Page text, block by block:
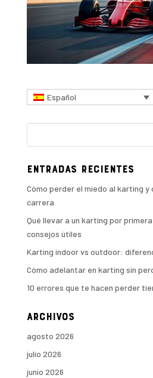
Español
Entradas recientes
Cómo perder el miedo al karting
carrera
Qué llevar a un karting por
consejos útiles
Karting indoor vs outdoor:
Cómo adelantar en karting sin
10 errores que te hacen perder
Archivos
agosto 2026
julio 2026
junio 2026